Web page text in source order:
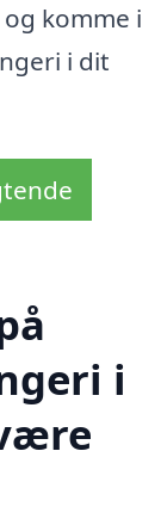
komme i
i dit
i